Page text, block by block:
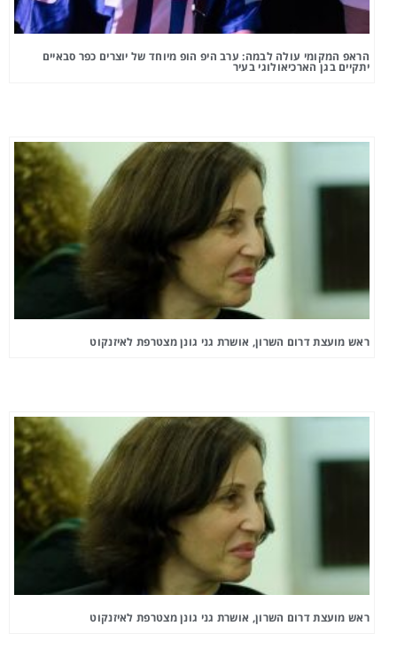
הראפ המקומי עולה לבמה: ערב היפ הופ מיוחד של יוצרים כפר סבאיים
יתקיים בגן הארכיאולוגי בעיר
ראש מועצת דרום השרון, אושרת גני גונן מצטרפת לאיזנקוט
ראש מועצת דרום השרון, אושרת גני גונן מצטרפת לאיזנקוט